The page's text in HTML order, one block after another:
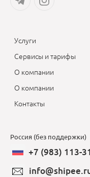
Услуги
Сервисы и тарифы
О компании
О компании
Контакты
Россия (без поддержки)
+7 (983) 113-